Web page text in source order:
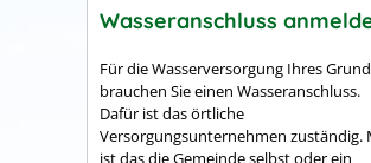
Wasseranschluss
Für die Wasserversorgung Ihres
brauchen Sie einen Wasseranschluss.
Dafür ist das örtliche
Versorgungsunternehmen zuständig.
ist das die Gemeinde selbst oder ein